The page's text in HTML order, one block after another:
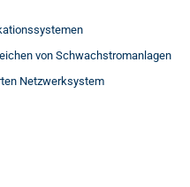
von Schwachstromanlagen
Netzwerksystem